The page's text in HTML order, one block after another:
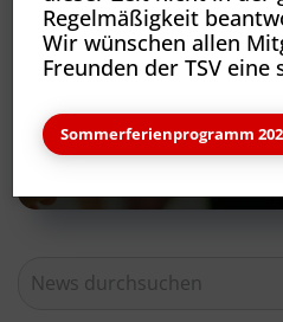
Neues aus
Regelmäßigkeit
Wir wünschen allen
Freunden der TSV
Sommerferienprogramm